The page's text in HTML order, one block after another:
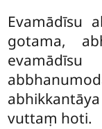
Evamādīsu
gotama,
vuttaṃ hoti.